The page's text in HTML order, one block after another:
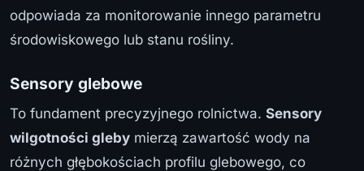
odpowiada za monitorowanie innego parametru
środowiskowego lub stanu rośliny.
Sensory glebowe
To fundament precyzyjnego rolnictwa. Sensory
wilgotności gleby mierzą zawartość wody na
różnych głębokościach profilu glebowego, co